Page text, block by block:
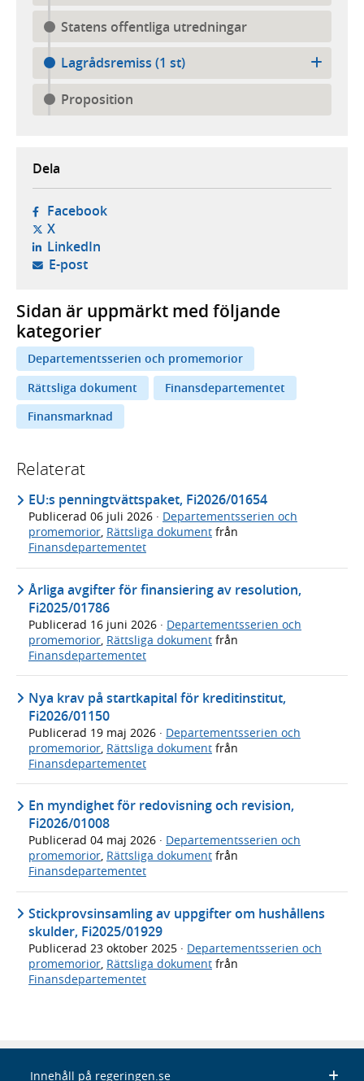
Statens offentliga utredningar
Lagrådsremiss (1 st)
Proposition
Dela
Facebook- öppnas i ny flik, extern webbplats,
X- öppnas i ny flik, extern webbplats,
LinkedIn- öppnas i ny flik, extern webbplats,
E-post- öppnar din e-postklient,
Sidan är uppmärkt med följande
kategorier
Departementsserien och promemorior
Rättsliga dokument
Finansdepartementet
Finansmarknad
Relaterat
EU:s penningtvättspaket, Fi2026/01654
Publicerad 06 juli 2026 · Departementsserien och
promemorior, Rättsliga dokument från
Finansdepartementet
Årliga avgifter för finansiering av resolution,
Fi2025/01786
Publicerad 16 juni 2026 · Departementsserien och
promemorior, Rättsliga dokument från
Finansdepartementet
Nya krav på startkapital för kreditinstitut,
Fi2026/01150
Publicerad 19 maj 2026 · Departementsserien och
promemorior Rättsliga dokument från
Finansdepartementet
En myndighet för redovisning och revision,
Fi2026/01008
Publicerad 04 maj 2026 · Departementsserien och
promemorior, Rättsliga dokument från
Finansdepartementet
Stickprovsinsamling av uppgifter om hushållens
skulder, Fi2025/01929
Publicerad 23 oktober 2025 · Departementsserien och
promemorior, Rättsliga dokument från
Finansdepartementet
Innehåll på regeringen.se